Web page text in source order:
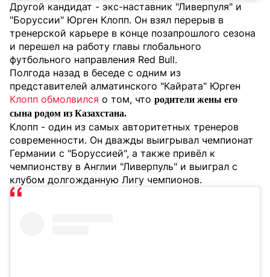
Другой кандидат - экс-наставник "Ливерпуля" и
"Боруссии" Юрген Клопп. Он взял перерыв в
тренерской карьере в конце позапрошлого сезона
и перешел на работу главы глобального
футбольного направления Red Bull.
Полгода назад в беседе с одним из
представителей алматинского "Кайрата" Юрген
Клопп обмолвился о том, что родители жены его
сына родом из Казахстана.
Клопп - один из самых авторитетных тренеров
современности. Он дважды выигрывал чемпионат
Германии с "Боруссией", а также привёл к
чемпионству в Англии "Ливерпуль" и выиграл с
клубом долгожданную Лигу чемпионов.